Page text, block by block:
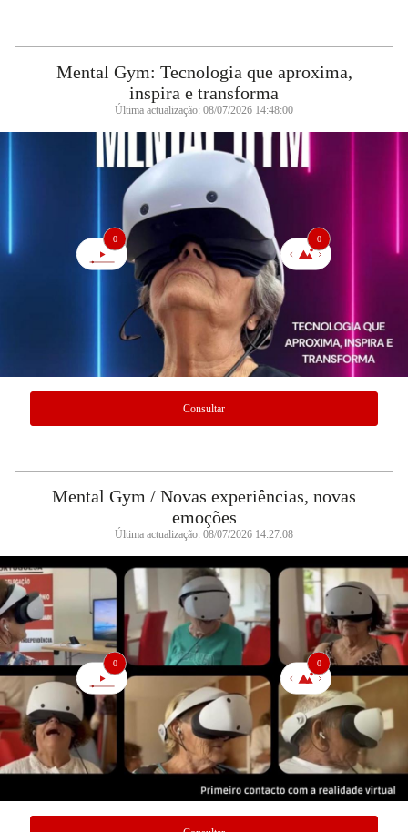
Mental Gym: Tecnologia que aproxima,
inspira e transforma
Última actualização: 08/07/2026 14:48:00
0 0
Consultar
Mental Gym / Novas experiências, novas
emoções
Última actualização: 08/07/2026 14:27:08
0 0